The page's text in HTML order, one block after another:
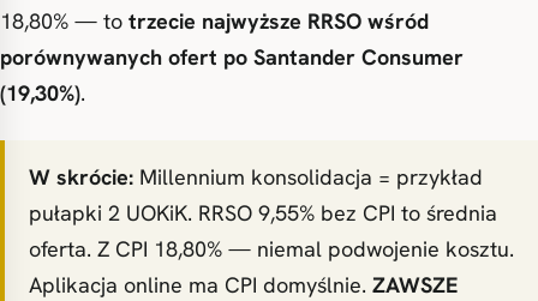
18,80% — to trzecie najwyższe RRSO wśród
porównywanych ofert po Santander Consumer
(19,30%).
W skrócie: Millennium konsolidacja = przykład
pułapki 2 UOKiK. RRSO 9,55% bez CPI to średnia
oferta. Z CPI 18,80% — niemal podwojenie kosztu.
Aplikacja online ma CPI domyślnie. ZAWSZE